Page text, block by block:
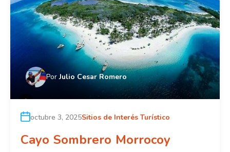
Por Julio Cesar Romero
octubre 3, 2025Sitios de Interés Turístico
Cayo Sombrero Morrocoy